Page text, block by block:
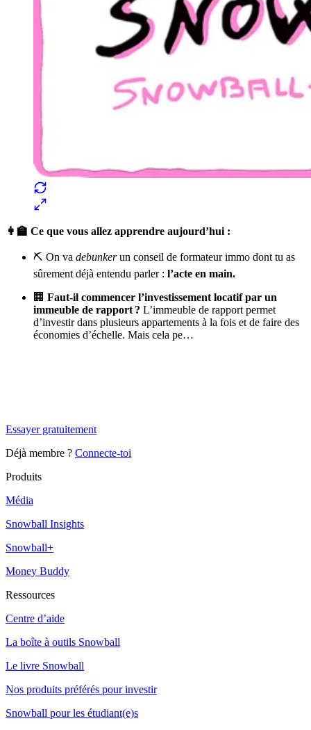
👩‍🏫 Ce que vous allez apprendre aujourd’hui :
⛏️ On va debunkerun conseil de formateur immo dont tu as
sûrement déjà entendu parler : l’acte en main.
🏢 Faut-il commencer l’investissement locatif par un
immeuble de rapport ? L’immeuble de rapport permet
d’investir dans plusieurs appartements à la fois et de faire des
économies d’échelle. Mais cela pe…
Essayer gratuitement
Déjà membre ? Connecte-toi
Produits
Média
Snowball Insights
Snowball+
Money Buddy
Ressources
Centre d’aide
La boîte à outils Snowball
Le livre Snowball
Nos produits préférés pour investir
Snowball pour les étudiant(e)s